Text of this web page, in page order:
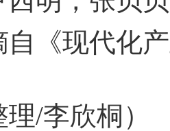
自《现代化
理/李欣桐）